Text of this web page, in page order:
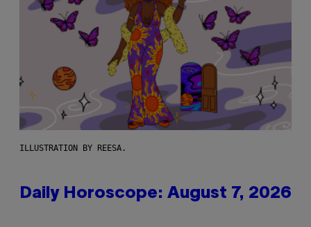
ILLUSTRATION BY REESA.
Daily Horoscope: August 7, 2026